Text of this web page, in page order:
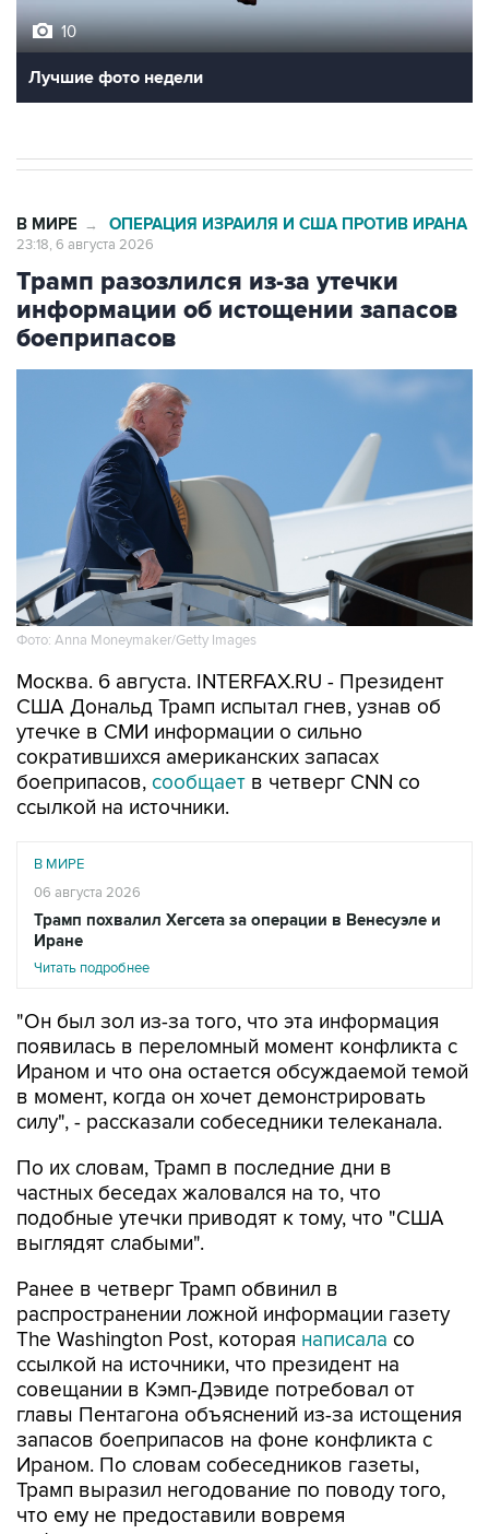
Лучшие фото недели
Трамп разозлился из-за утечки
информации об истощении запасов
боеприпасов
Фото: Anna Moneymaker/Getty Images
Москва. 6 августа. INTERFAX.RU - Президент
утечке в СМИ информации о сильно
сократившихся американских запасах
боеприпасов, сообщаетв четверг CNN со
ссылкой на источники.
В МИРЕ
Трамп похвалил Хегсета за операции в Венесуэле и
Иране
Читать подробнее
"Он был зол из-за того, что эта информация
Ираном и что она остается обсуждаемой темой
в момент, когда он хочет демонстрировать
силу", - рассказали собеседники телеканала.
По их словам, Трамп в последние дни в
подобные утечки приводят к тому, что "США
выглядят слабыми".
Ранее в четверг Трамп обвинил в
The Washington Post, котораянаписала
ссылкой на источники, что президент на
совещании в Кэмп-Дэвиде потребовал от
главы Пентагона объяснений из-за истощения
запасов боеприпасов на фоне конфликта с
Ираном. По словам собеседников газеты,
Трамп выразил негодование по поводу того,
что ему не предоставили вовремя
информацию о плачевном состоянии запасов
вооружения.